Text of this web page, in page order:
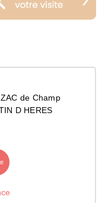
de Champ
D HERES